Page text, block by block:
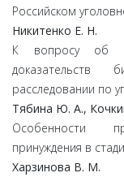
Российском
Никитенко Е. Н.
К вопросу об
доказательств
расследовании по
Тябина Ю. А.,
Особенности
принуждения в
Харзинова В. М.